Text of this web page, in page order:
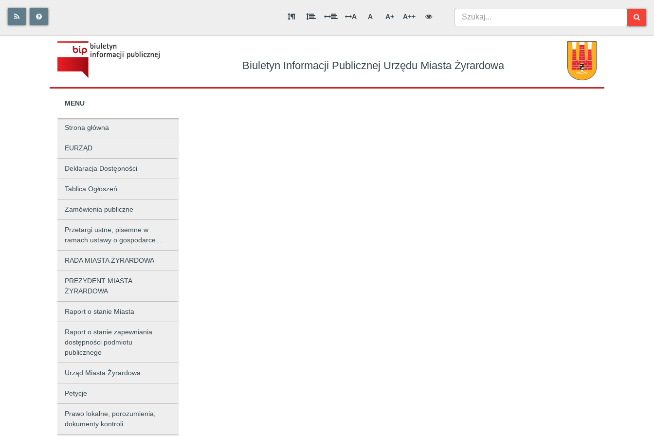
A A A+ A++
Biuletyn Informacji Publicznej Urzędu Miasta Żyrardowa
MENU
Strona główna
EURZĄD
Deklaracja Dostępności
Tablica Ogłoszeń
Zamówienia publiczne
Przetargi ustne, pisemne w
ramach ustawy o gospodarce...
RADA MIASTA ŻYRARDOWA
PREZYDENT MIASTA
ŻYRARDOWA
Raport o stanie Miasta
Raport o stanie zapewniania
dostępności podmiotu
publicznego
Urząd Miasta Żyrardowa
Petycje
Prawo lokalne, porozumienia,
dokumenty kontroli